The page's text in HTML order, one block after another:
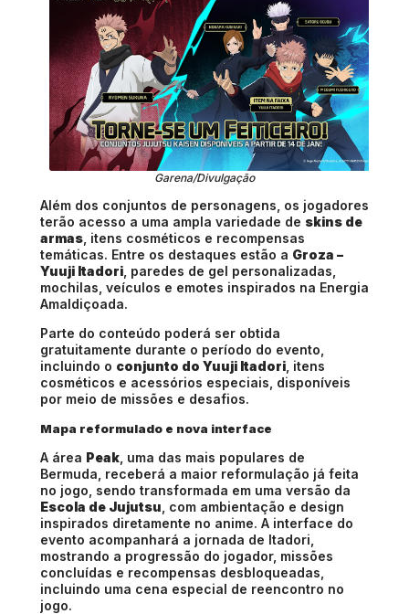
Garena/Divulgação
Além dos conjuntos de personagens, os jogadores
terão acesso a uma ampla variedade de skins de
armas , itens cosméticos e recompensas
temáticas. Entre os destaques estão a Groza –
Yuuji Itadori , paredes de gel personalizadas,
mochilas, veículos e emotes inspirados na Energia
Amaldiçoada.
Parte do conteúdo poderá ser obtida
gratuitamente durante o período do evento,
incluindo o conjunto do Yuuji Itadori , itens
cosméticos e acessórios especiais, disponíveis
por meio de missões e desafios.
Mapa reformulado e nova interface
A área Peak , uma das mais populares de
Bermuda, receberá a maior reformulação já feita
no jogo, sendo transformada em uma versão da
Escola de Jujutsu , com ambientação e design
inspirados diretamente no anime. A interface do
evento acompanhará a jornada de Itadori,
mostrando a progressão do jogador, missões
concluídas e recompensas desbloqueadas,
incluindo uma cena especial de reencontro no
jogo.